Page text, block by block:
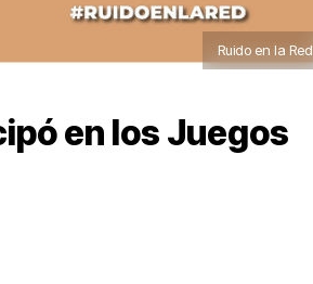
Ruido en la Red
en los Juegos